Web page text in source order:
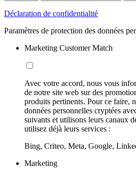
Déclaration de confidentialité
Paramètres de protection des données
Marketing Customer Match
Avec votre accord, nous vous
de notre site web sur des
produits pertinents. Pour ce faire,
données personnelles cryptées
suivants et utilisons leurs canaux
utilisez déjà leurs services :
Bing, Criteo, Meta, Google,
Marketing